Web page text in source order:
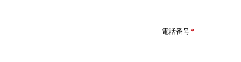
電話番号